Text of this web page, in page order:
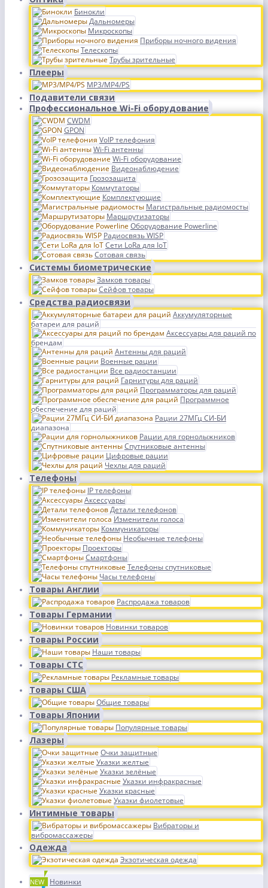
Бинокли
Дальномеры
Микроскопы
Приборы ночного видения
Телескопы
Трубы зрительные
Плееры
MP3/MP4/PS
Подавители связи
Профессиональное Wi-Fi оборудование
CWDM
GPON
VoIP телефония
Wi-Fi антенны
Wi-Fi оборудование
Видеонаблюдение
Грозозащита
Коммутаторы
Комплектующие
Магистральные радиомосты
Маршрутизаторы
Оборудование Powerline
Радиосвязь WISP
Сети LoRa для IoT
Сотовая связь
Системы биометрические
Замков товары
Сейфов товары
Средства радиосвязи
Аккумуляторные
батареи для раций
Аксессуары для раций по
брендам
Антенны для раций
Военные рации
Все радиостанции
Гарнитуры для раций
Программаторы для раций
Программное
обеспечение для раций
Рации 27МГц СИ-БИ
диапазона
Рации для горнолыжников
Спутниковые антенны
Цифровые рации
Чехлы для раций
Телефоны
IP телефоны
Аксессуары
Детали телефонов
Изменители голоса
Коммуникаторы
Необычные телефоны
Проекторы
Смартфоны
Телефоны спутниковые
Часы телефоны
Товары Англии
Распродажа товаров
Товары Германии
Новинки товаров
Товары России
Наши товары
Товары СТС
Рекламные товары
Товары США
Общие товары
Товары Японии
Популярные товары
Лазеры
Очки защитные
Указки желтые
Указки зелёные
Указки инфракрасные
Указки красные
Указки фиолетовые
Интимные товары
Вибраторы и
вибромассажеры
Одежда
Экзотическая одежда
NEW Новинки